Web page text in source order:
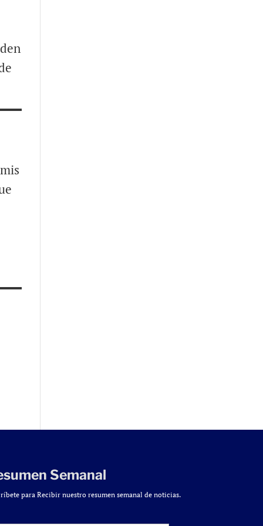
Semanal
para Recibir nuestro resumen semanal de noticias.